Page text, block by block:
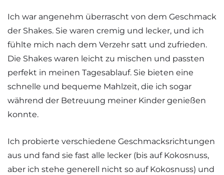
Ich war angenehm überrascht von dem Geschmack
der Shakes. Sie waren cremig und lecker, und ich
fühlte mich nach dem Verzehr satt und zufrieden.
Die Shakes waren leicht zu mischen und passten
perfekt in meinen Tagesablauf. Sie bieten eine
schnelle und bequeme Mahlzeit, die ich sogar
während der Betreuung meiner Kinder genießen
konnte.
Ich probierte verschiedene Geschmacksrichtungen
aus und fand sie fast alle lecker (bis auf Kokosnuss,
aber ich stehe generell nicht so auf Kokosnuss) und